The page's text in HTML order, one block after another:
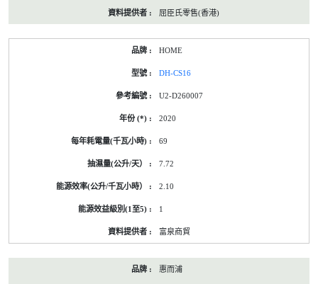
屈臣氏零售(香港)
HOME
DH-CS16
U2-D260007
2020
69
7.72
2.10
1
富泉商貿
惠而浦